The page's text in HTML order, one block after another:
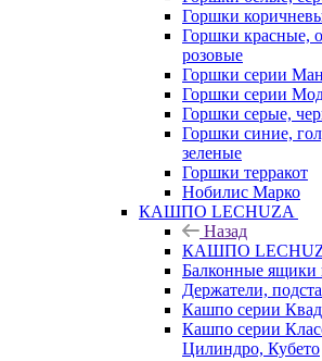
Горшки
Горшки красные,
розовые
Горшки серии
Горшки серии
Горшки серые,
Горшки синие,
зеленые
Горшки терракот
Нобилис Марко
КАШПО LECHUZA
Назад
КАШПО
Балконные ящики
Держатели,
Кашпо серии
Кашпо серии
Цилиндро, Кубето